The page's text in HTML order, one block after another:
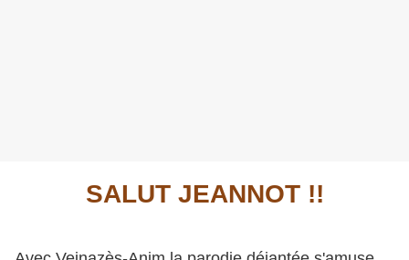
SALUT JEANNOT !!